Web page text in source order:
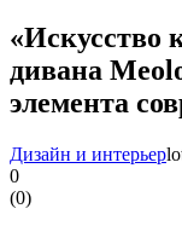
«Искусство
дивана
элемента
Дизайн и интерьер
0
(0)